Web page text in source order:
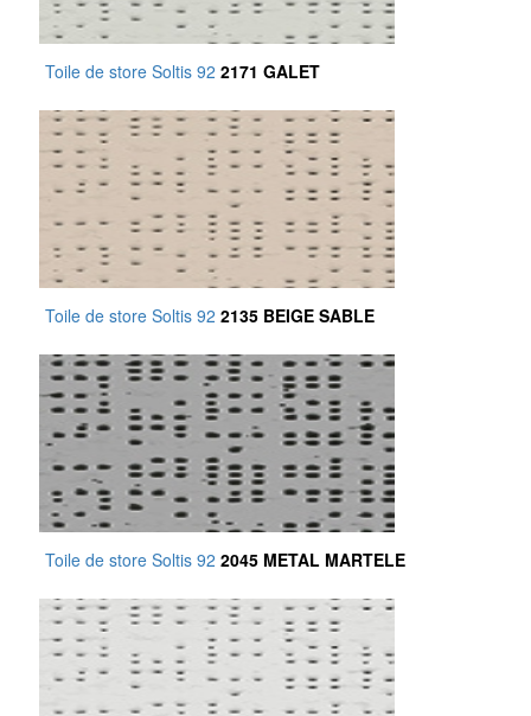
Toile de store Soltis 92 2171 GALET
Toile de store Soltis 92 2135 BEIGE SABLE
Toile de store Soltis 92 2045 METAL MARTELE